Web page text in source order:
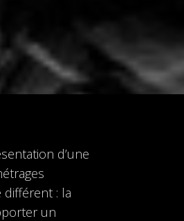
d’une
différent : la
un